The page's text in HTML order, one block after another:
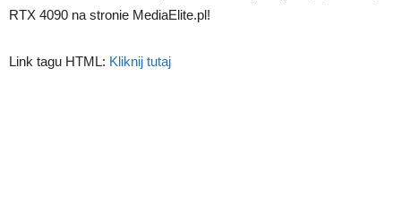
RTX 4090 na stronie MediaElite.pl!
Link tagu HTML: Kliknij tutaj